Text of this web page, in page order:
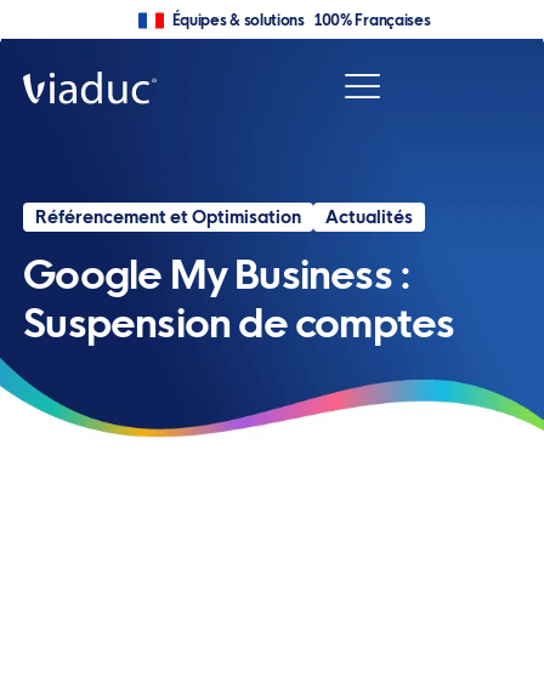
Équipes & solutions 100% Françaises
Référencement et Optimisation Actualités
Google My Business :
Suspension de comptes